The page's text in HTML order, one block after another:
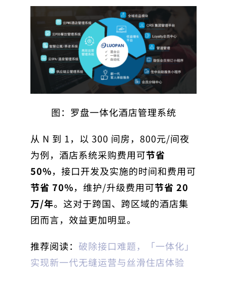
图：罗盘一体化酒店管理系统
从 N 到 1，以 300 间房，800元/间夜
为例，酒店系统采购费用可节省
50%，接口开发及实施的时间和费用可
节省 70%，维护/升级费用可节省 20
万/年。这对于跨国、跨区域的酒店集
团而言，效益更加明显。
推荐阅读： 破除接口难题，「一体化」
实现新一代无缝运营与丝滑住店体验